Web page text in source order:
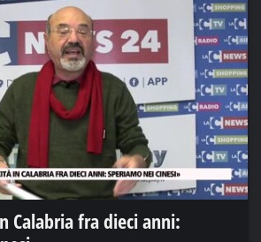
Calabria fra dieci anni: